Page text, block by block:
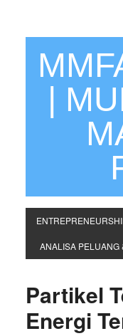
|
ANALISA PELUANG
Partikel
Energi